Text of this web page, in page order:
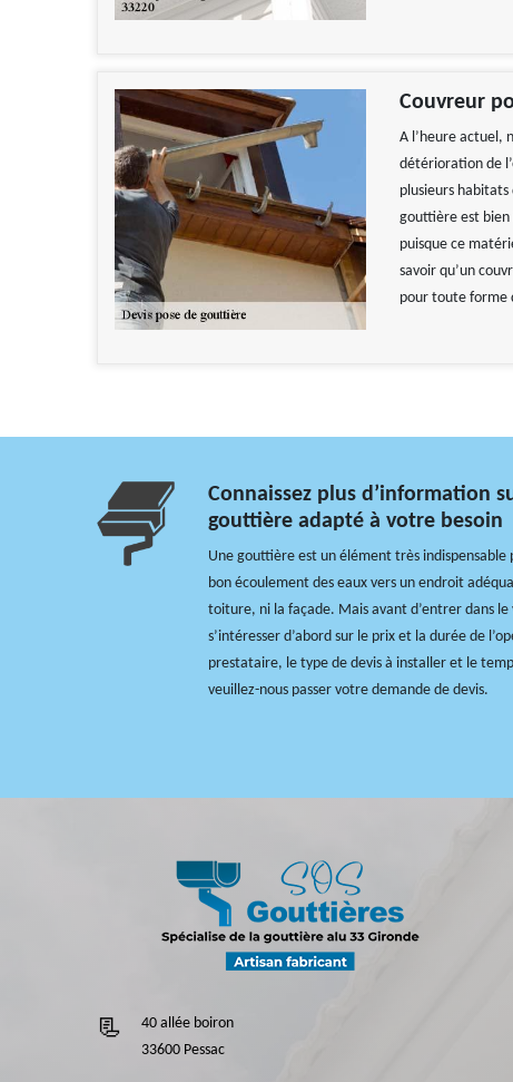
Couvreur
A l’heure actuel,
détérioration de
plusieurs
gouttière est bien
puisque ce
savoir qu’un
pour toute forme
Connaissez plus d’information
gouttière adapté à votre besoin
Une gouttière est un élément très indispensable
bon écoulement des eaux vers un endroit
toiture, ni la façade. Mais avant d’entrer dans
s’intéresser d’abord sur le prix et la durée de
prestataire, le type de devis à installer et le
veuillez-nous passer votre demande de devis.
40 allée boiron
33600 Pessac